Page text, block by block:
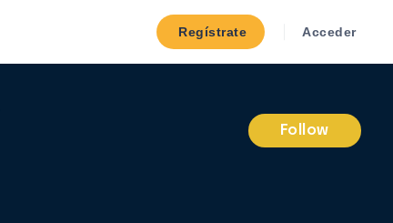
Regístrate Acceder
Follow